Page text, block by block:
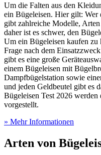
Um die Falten aus den
ein Bügeleisen. Hier gilt: Wer
gibt zahlreiche Modelle,
daher ist es schwer, den
Um ein Bügeleisen kaufen
Frage nach dem
gibt es eine große
einem Bügeleisen mit
Dampfbügelstation sowie
und jeden Geldbeutel gibt es
Bügeleisen Test 2026 werden
vorgestellt.
» Mehr Informationen
Arten von